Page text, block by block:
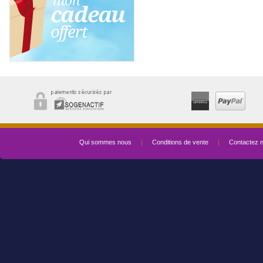
Qui sommes nous | Conditions de vente | Contactez